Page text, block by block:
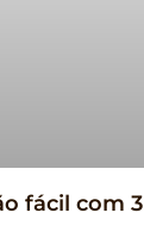
fácil com 3